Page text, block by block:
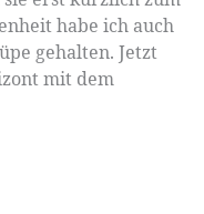
habe ich auch
gehalten. Jetzt
mit dem